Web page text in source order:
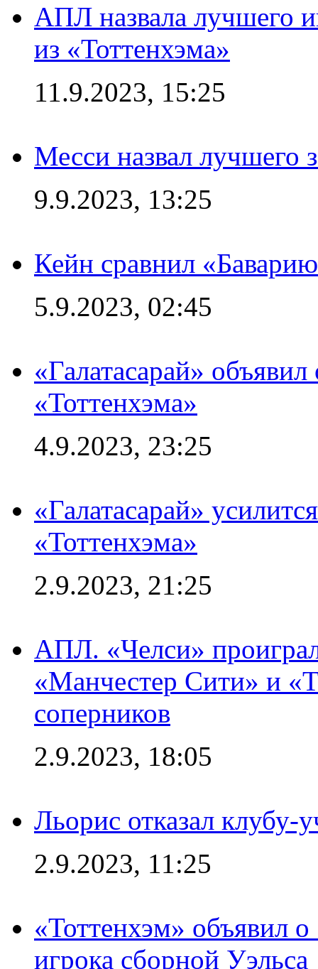
АПЛ назвала лучшего
из «Тоттенхэма»
11.9.2023, 15:25
Месси назвал лучшего
9.9.2023, 13:25
Кейн сравнил
5.9.2023, 02:45
«Галатасарай»
«Тоттенхэма»
4.9.2023, 23:25
«Галатасарай»
«Тоттенхэма»
2.9.2023, 21:25
АПЛ. «Челси»
«Манчестер Сити» и
соперников
2.9.2023, 18:05
Льорис отказал клубу-
2.9.2023, 11:25
«Тоттенхэм» объявил
игрока сборной Уэльса